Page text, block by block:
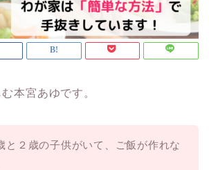
本宮あゆです。
と２歳の子供がいて、ご飯が作れな